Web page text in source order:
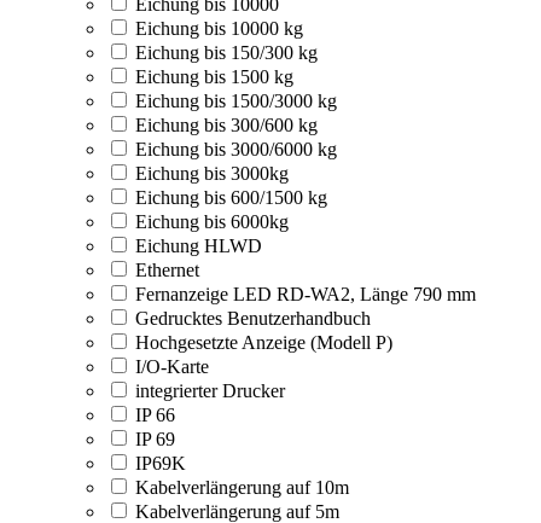
Eichung bis 10000 kg
Eichung bis 150/300 kg
Eichung bis 1500 kg
Eichung bis 1500/3000 kg
Eichung bis 300/600 kg
Eichung bis 3000/6000 kg
Eichung bis 3000kg
Eichung bis 600/1500 kg
Eichung bis 6000kg
Eichung HLWD
Ethernet
Fernanzeige LED RD-WA2, Länge 790 mm
Gedrucktes Benutzerhandbuch
Hochgesetzte Anzeige (Modell P)
I/O-Karte
integrierter Drucker
IP 66
IP 69
IP69K
Kabelverlängerung auf 10m
Kabelverlängerung auf 5m